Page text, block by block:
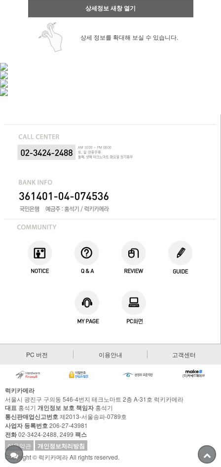
상세정보 새창 열기
상세 정보를 확대해 보실 수 있습니다.
PC 버전 이용안내 고객센터
럭키카메라
서울시 광진구 구의동 546-4번지 테크노마트 2층 A-31호 럭키카메라
대표 홍석기 개인정보 보호 책임자홍석기
통신판매업신고번호제2013-서울송파-0789호
사업자 등록번호206-27-43981
전화02-3424-2488, 2499 팩스
이용약관 개인정보처리방침
Copyright © 럭키카메라 All rights reserved.